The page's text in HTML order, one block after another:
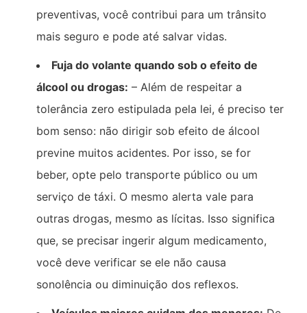
preventivas, você contribui para um trânsito
mais seguro e pode até salvar vidas.
Fuja do volante quando sob o efeito de
álcool ou drogas: – Além de respeitar a
tolerância zero estipulada pela lei, é preciso ter
bom senso: não dirigir sob efeito de álcool
previne muitos acidentes. Por isso, se for
beber, opte pelo transporte público ou um
serviço de táxi. O mesmo alerta vale para
outras drogas, mesmo as lícitas. Isso significa
que, se precisar ingerir algum medicamento,
você deve verificar se ele não causa
sonolência ou diminuição dos reflexos.